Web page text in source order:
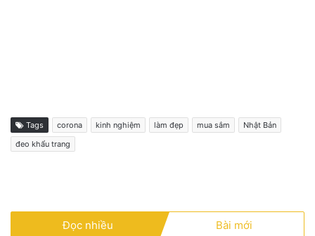
Tags corona kinh nghiệm làm đẹp mua sắm
Nhật Bản
đeo khẩu trang
Đọc nhiều Bài mới